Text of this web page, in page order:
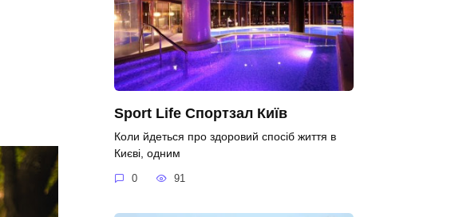
Sport Life Спортзал Київ
Коли йдеться про здоровий спосіб життя в
Києві, одним
0 91